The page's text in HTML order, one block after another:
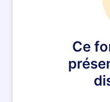
Ce